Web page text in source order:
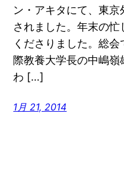
ン・アキタにて、東
されました。年末の
くださりました。総
際教養大学長の中嶋
わ […]
1月 21, 2014